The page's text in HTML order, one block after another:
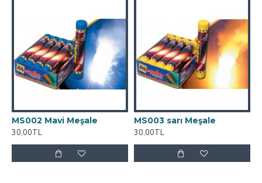
MS002 Mavi Meşale
30,00TL
MS003 sarı Meşale
30,00TL